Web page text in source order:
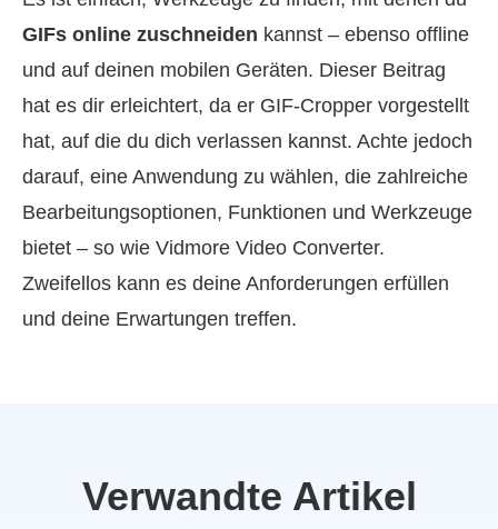
GIFs online zuschneiden kannst – ebenso offline
und auf deinen mobilen Geräten. Dieser Beitrag
hat es dir erleichtert, da er GIF-Cropper vorgestellt
hat, auf die du dich verlassen kannst. Achte jedoch
darauf, eine Anwendung zu wählen, die zahlreiche
Bearbeitungsoptionen, Funktionen und Werkzeuge
bietet – so wie Vidmore Video Converter.
Zweifellos kann es deine Anforderungen erfüllen
und deine Erwartungen treffen.
Verwandte Artikel